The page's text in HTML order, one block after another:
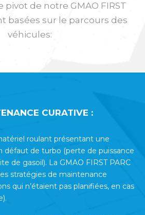
de notre GMAO FIRST
basées sur le parcours des
véhicules:
CURATIVE :
roulant présentant une
défaut de turbo (perte de puissance
de gasoil). La GMAO FIRST PARC
stratégies de maintenance
qui n’étaient pas planifiées, en cas